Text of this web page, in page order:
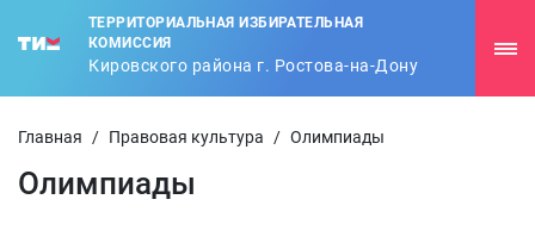
ТЕРРИТОРИАЛЬНАЯ ИЗБИРАТЕЛЬНАЯ
КОМИССИЯ
Кировского района г. Ростова-на-Дону
Главная / Правовая культура / Олимпиады
Олимпиады